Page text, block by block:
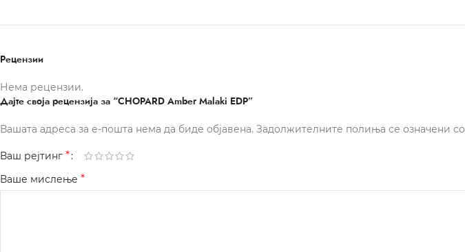
Рецензии
Нема рецензии.
Дајте своја рецензија за “CHOPARD Amber Malaki EDP”
Вашата адреса за е-пошта нема да биде објавена. Задолжителните полиња се означени со
Ваш рејтинг *
Ваше мислење *